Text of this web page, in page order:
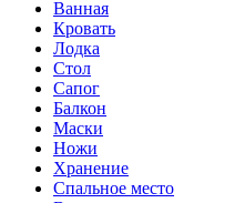
Ванная
Кровать
Лодка
Стол
Сапог
Балкон
Маски
Ножи
Хранение
Спальное место